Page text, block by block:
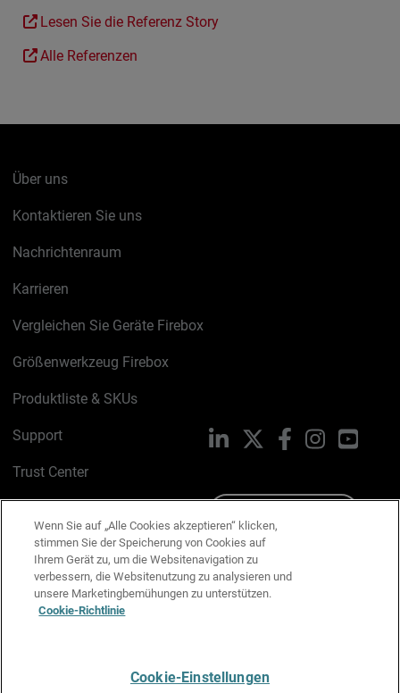
Lesen Sie die Referenz Story
Alle Referenzen
Über uns
Kontaktieren Sie uns
Nachrichtenraum
Karrieren
Vergleichen Sie Geräte Firebox
Größenwerkzeug Firebox
Produktliste & SKUs
Support
Trust Center
Cookie-Richtlinie
Datenschutzrichtlinie
Media & Brand Kit
LinkedIn FacebookInstagram
Wenn Sie auf „Alle Cookies akzeptieren“ klicken,
stimmen Sie der Speicherung von Cookies auf
Ihrem Gerät zu, um die Websitenavigation zu
verbessern, die Websitenutzung zu analysieren und
unsere Marketingbemühungen zu unterstützen.
Cookie-Richtlinie
Cookie-Einstellungen